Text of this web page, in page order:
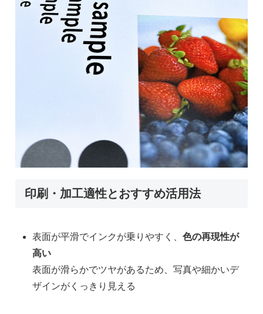
印刷・加工適性とおすすめ活用法
表面が平滑でインクが乗りやすく、色の再現性が
高い
表面が滑らかでツヤがあるため、写真や細かいデ
ザインがくっきり見える